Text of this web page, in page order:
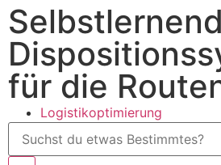
für die
Logistikoptimierung